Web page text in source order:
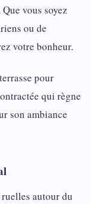
vous soyez
ou de
votre bonheur.
pour
qui règne
son ambiance
autour du